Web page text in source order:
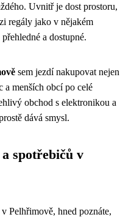
Uvnitř je dost prostoru,
regály jako v nějakém
a dostupné.
sem jezdí nakupovat nejen
a menších obcí po celé
obchod s elektronikou a
dává smysl.
spotřebičů v
Pelhřimově, hned poznáte,